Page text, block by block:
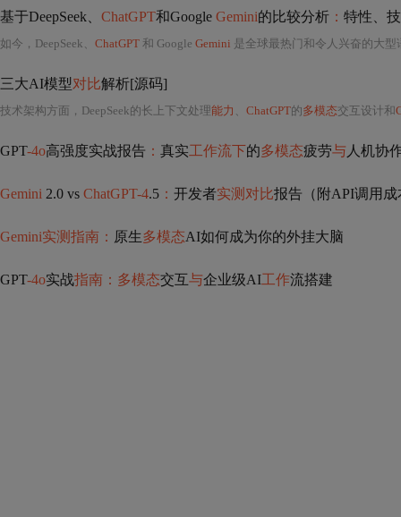
基于DeepSeek、 ChatGPT和Google Gemini的比较分析 ： 特性、技术、
如今，DeepSeek、 ChatGPT 和 Google Gemini 是全球最热门和令人兴奋的大型语言模型（
三大AI模型对比解析[源码]
技术架构方面，DeepSeek的长上下文处理能力 、 ChatGPT的多模态交互设计和
GPT-4o高强度实战报告 ： 真实工作流下的多模态疲劳与 人机协
Gemini 2.0 vs ChatGPT-4.5 ： 开发者实测对比报告（附API调用成
Gemini实测指南： 原生多模态AI如何成为你的外挂大脑
GPT-4o实战指南：多模态交互与企业级AI工作流搭建